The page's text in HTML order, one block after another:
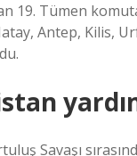
19. Tümen
Antep, Kilis,
Savaşı